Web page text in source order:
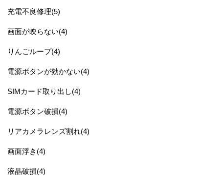
充電不良修理(5)
画面が映らない(4)
りんごループ(4)
電源ボタンが効かない(4)
SIMカード取り出し(4)
電源ボタン破損(4)
リアカメラレンズ割れ(4)
画面浮き(4)
液晶破損(4)